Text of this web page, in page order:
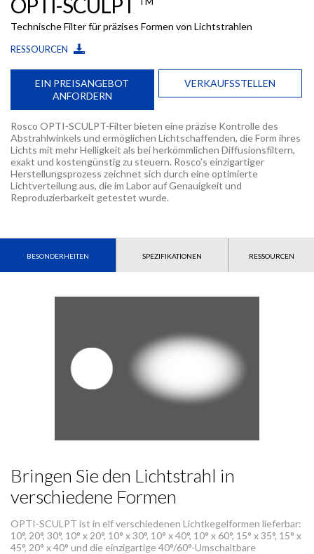
Technische Filter für präzises Formen von Lichtstrahlen
RESSOURCEN
EIN PREISANGEBOT
ANFORDERN
VERKAUFSSTELLEN
Rosco OPTI-SCULPT-Filter bieten eine präzise Kontrolle des
Abstrahlwinkels und ermöglichen Lichtschaffenden, die Form ihres
Lichts mit mehr Helligkeit als bei herkömmlichen Diffusionsfiltern,
exakt und kostengünstig zu steuern. Rosco’s einzigartiger
Herstellungsprozess zeichnet sich durch eine optimierte
Lichtverteilung aus, die im Labor auf Genauigkeit und
Reproduzierbarkeit getestet wurde.
BESONDERHEITEN SPEZIFIKATIONEN RESSOURCEN
Bringen Sie den Lichtstrahl in
verschiedene Formen
OPTI-SCULPT ist in elf verschiedenen Lichtkegelformen lieferbar:
10°, 20°, 30°, 10° x 20°, 10° x 30°, 10° x 40°, 10° x 60°, 15° x 35°, 15° x
45°, 20° x 40° und die einzigartige 40°/60°-Umschaltbare